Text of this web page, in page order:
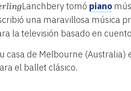
Lanchbery tomó piano
una maravillosa música
la televisión basado en
casa de Melbourne
el ballet clásico.